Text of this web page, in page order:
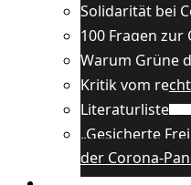
Solidarität bei
100 Fragen zur
Warum Grüne
Kritik vom
Literaturliste
„Gesicherte
der Corona-